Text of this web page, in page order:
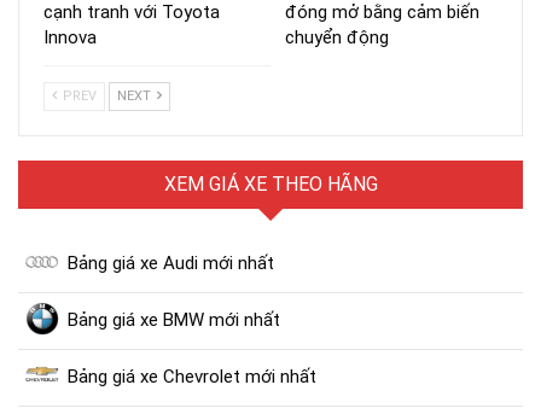
cạnh tranh với Toyota
Innova
đóng mở bằng cảm biến
chuyển động
PREV NEXT
XEM GIÁ XE THEO HÃNG
Bảng giá xe Audi mới nhất
Bảng giá xe BMW mới nhất
Bảng giá xe Chevrolet mới nhất